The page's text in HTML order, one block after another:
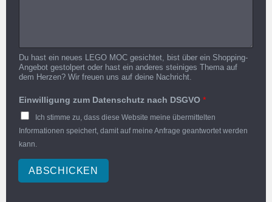
Du hast ein neues LEGO MOC gesichtet, bist über ein Shopping-
Angebot gestolpert oder hast ein anderes steiniges Thema auf
dem Herzen? Wir freuen uns auf deine Nachricht.
Einwilligung zum Datenschutz nach DSGVO *
Ich stimme zu, dass diese Website meine übermittelten
Informationen speichert, damit auf meine Anfrage geantwortet werden
kann.
ABSCHICKEN